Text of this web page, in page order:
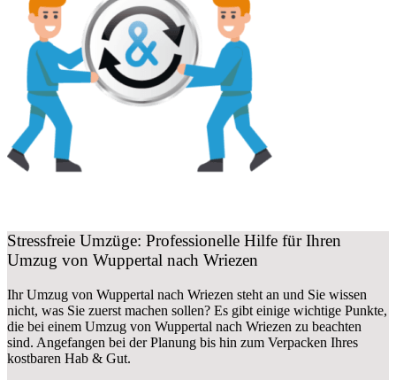
Stressfreie Umzüge: Professionelle Hilfe für Ihren
Umzug von Wuppertal nach Wriezen
Ihr Umzug von Wuppertal nach Wriezen steht an und Sie wissen
nicht, was Sie zuerst machen sollen? Es gibt einige wichtige Punkte,
die bei einem Umzug von Wuppertal nach Wriezen zu beachten
sind. Angefangen bei der Planung bis hin zum Verpacken Ihres
kostbaren Hab & Gut.